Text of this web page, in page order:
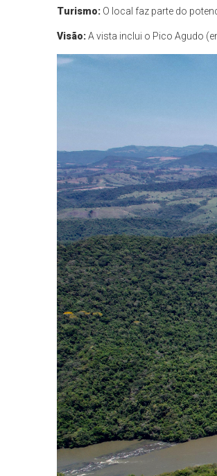
Turismo: O local faz parte do
Visão:A vista inclui o Pico Agudo